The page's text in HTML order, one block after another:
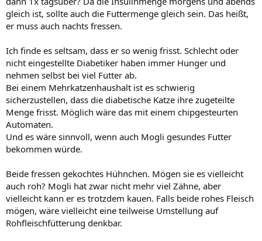
gleich ist, sollte auch die Futtermenge gleich sein. Das heißt,
er muss auch nachts fressen.
Ich finde es seltsam, dass er so wenig frisst. Schlecht oder
nicht eingestellte Diabetiker haben immer Hunger und
nehmen selbst bei viel Futter ab.
Bei einem Mehrkatzenhaushalt ist es schwierig
sicherzustellen, dass die diabetische Katze ihre zugeteilte
Menge frisst. Möglich wäre das mit einem chipgesteurten
Automaten.
Und es wäre sinnvoll, wenn auch Mogli gesundes Futter
bekommen würde.
Beide fressen gekochtes Hühnchen. Mögen sie es vielleicht
auch roh? Mogli hat zwar nicht mehr viel Zähne, aber
vielleicht kann er es trotzdem kauen. Falls beide rohes Fleisch
mögen, wäre vielleicht eine teilweise Umstellung auf
Rohfleischfütterung denkbar.